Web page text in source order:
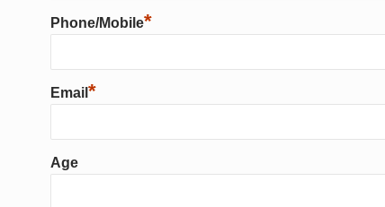
Phone/Mobile*
Email *
Age